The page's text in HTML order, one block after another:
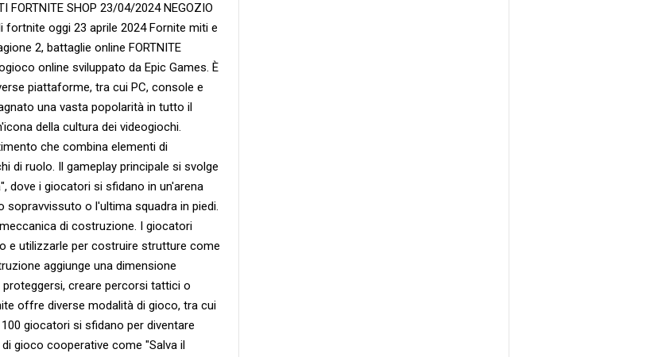
FORTNITE SHOP 23/04/2024 NEGOZIO
fortnite oggi 23 aprile 2024 Fornite miti e
2, battaglie online FORTNITE
online sviluppato da Epic Games. È
piattaforme, tra cui PC, console e
una vasta popolarità in tutto il
della cultura dei videogiochi.
che combina elementi di
di ruolo. Il gameplay principale si svolge
dove i giocatori si sfidano in un'arena
sopravvissuto o l'ultima squadra in piedi.
di costruzione. I giocatori
e utilizzarle per costruire strutture come
aggiunge una dimensione
creare percorsi tattici o
offre diverse modalità di gioco, tra cui
giocatori si sfidano per diventare
gioco cooperative come "Salva il